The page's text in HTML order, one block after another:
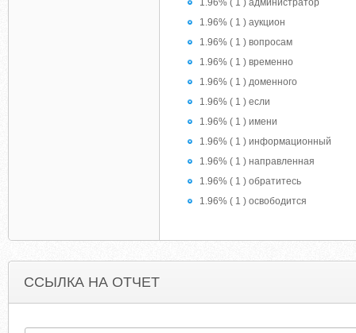
1.96% ( 1 ) администратор
1.96% ( 1 ) аукцион
1.96% ( 1 ) вопросам
1.96% ( 1 ) временно
1.96% ( 1 ) доменного
1.96% ( 1 ) если
1.96% ( 1 ) имени
1.96% ( 1 ) информационный
1.96% ( 1 ) направленная
1.96% ( 1 ) обратитесь
1.96% ( 1 ) освободится
ССЫЛКА НА ОТЧЕТ